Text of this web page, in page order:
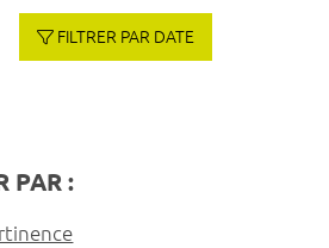
FILTRER PAR DATE
PAR :